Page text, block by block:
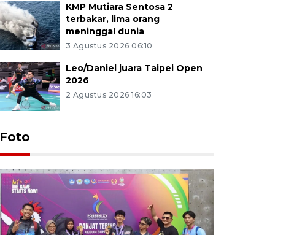
KMP Mutiara Sentosa 2
terbakar, lima orang
meninggal dunia
3 Agustus 2026 06:10
Leo/Daniel juara Taipei Open
2026
2 Agustus 2026 16:03
Foto